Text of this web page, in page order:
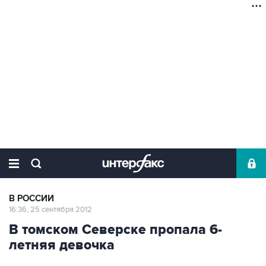
В РОССИИ
16:36, 25 сентября 2012
В томском Северске пропала 6-
летняя девочка